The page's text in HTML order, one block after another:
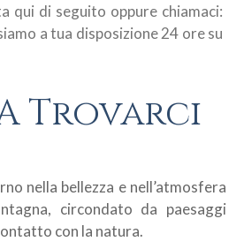
qui di seguito oppure chiamaci:
a tua disposizione 24 ore su
Trovarci
nella bellezza e nell’atmosfera
circondato da paesaggi
con la natura.